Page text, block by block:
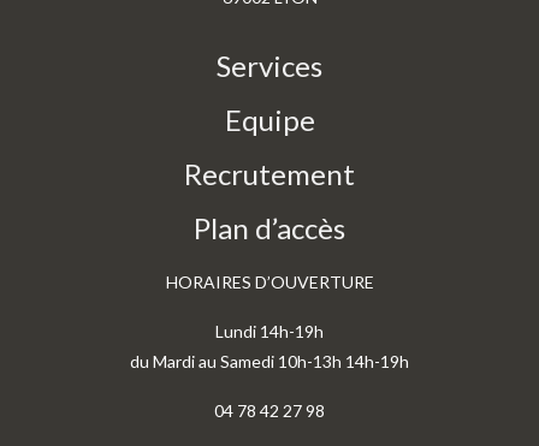
Services
Equipe
Recrutement
Plan d’accès
HORAIRES D’OUVERTURE
Lundi 14h-19h
du Mardi au Samedi 10h-13h 14h-19h
04 78 42 27 98